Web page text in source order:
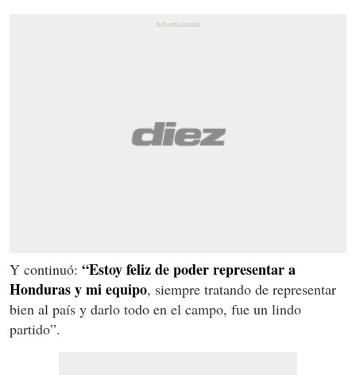
Y continuó: “Estoy feliz de poder representar a
Honduras y mi equipo, siempre tratando de representar
bien al país y darlo todo en el campo, fue un lindo
partido”.